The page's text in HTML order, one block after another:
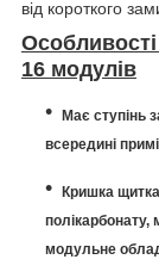
від короткого
16 модулів
Має ступінь
всередині
Кришка
полікарбонату,
модульне